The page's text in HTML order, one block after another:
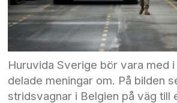
Huruvida Sverige bör vara med
delade meningar om. På bilden
stridsvagnar i Belgien på väg till